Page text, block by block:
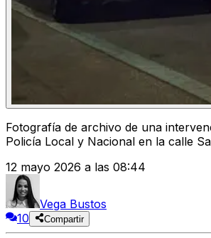
Fotografía de archivo de una
Policía Local y Nacional en la calle
12 mayo 2026 a las 08:44
Vega Bustos
10
Compartir